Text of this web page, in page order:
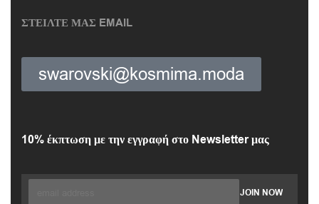
ΣΤΕΙΛΤΕ ΜΑΣ EMAIL
swarovski@kosmima.moda
10% έκπτωση με την εγγραφή στο Newsletter μας